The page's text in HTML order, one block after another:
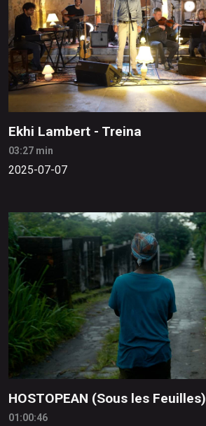
Ekhi Lambert - Treina
03:27 min
2025-07-07
HOSTOPEAN (Sous les Feuilles)
01:00:46